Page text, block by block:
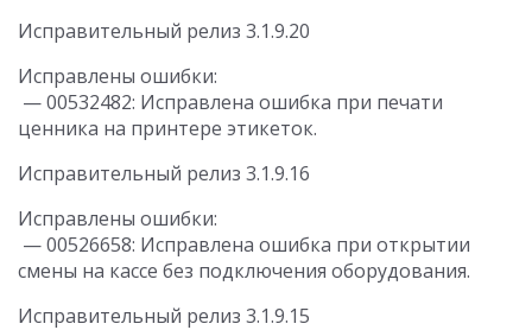
Исправительный релиз 3.1.9.20
Исправлены ошибки:
— 00532482: Исправлена ошибка при печати
ценника на принтере этикеток.
Исправительный релиз 3.1.9.16
Исправлены ошибки:
— 00526658: Исправлена ошибка при открытии
смены на кассе без подключения оборудования.
Исправительный релиз 3.1.9.15